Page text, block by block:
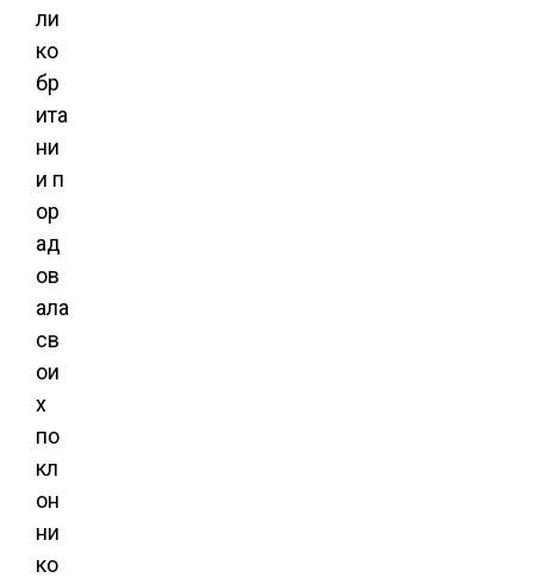
ли
ко
бр
ита
ни
и п
ор
ад
ов
ала
св
ои
х
по
кл
он
ни
ко